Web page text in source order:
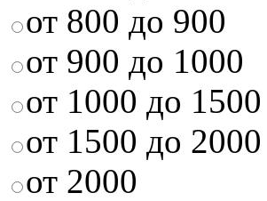
от 800 до 900
от 900 до 1000
от 1000 до 1500
от 1500 до 2000
от 2000